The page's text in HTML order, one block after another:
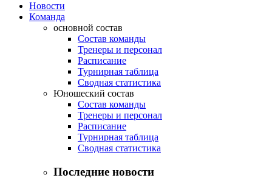
Новости
Команда
основной состав
Состав команды
Тренеры и персонал
Расписание
Турнирная таблица
Сводная статистика
Юношеский состав
Состав команды
Тренеры и персонал
Расписание
Турнирная таблица
Сводная статистика
Последние новости